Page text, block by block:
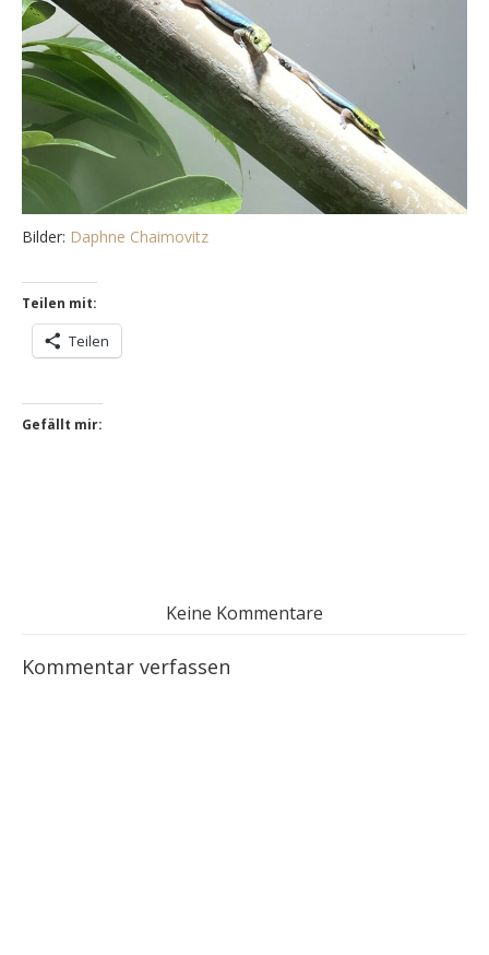
Bilder: Daphne Chaimovitz
Teilen mit:
Teilen
Gefällt mir:
Keine Kommentare
Kommentar verfassen